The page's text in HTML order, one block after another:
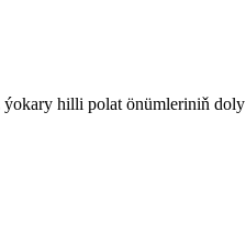
hilli polat önümleriniň